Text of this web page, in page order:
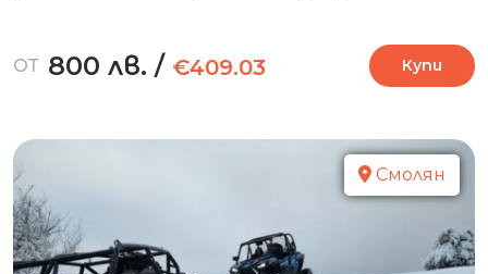
ОТ 800 лв. / €409.03 Купи
Смолян